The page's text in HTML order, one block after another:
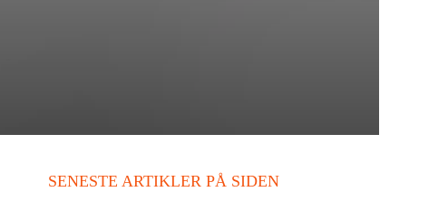
SENESTE ARTIKLER PÅ SIDEN